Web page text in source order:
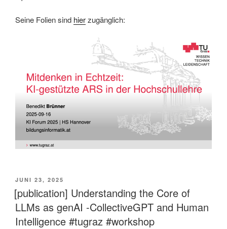
Seine Folien sind hierzugänglich:
VERÖFFENTLICHT
AM
JUNI 23, 2025
[publication] Understanding the Core of
LLMs as genAI -CollectiveGPT and Human
Intelligence #tugraz #workshop